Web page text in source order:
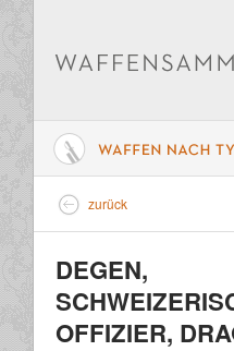
zurück
DEGEN,
OFFIZIER,